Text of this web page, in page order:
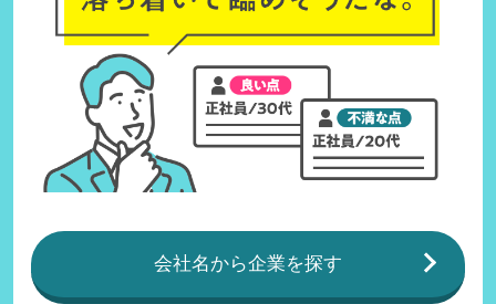
会社名から企業を探す